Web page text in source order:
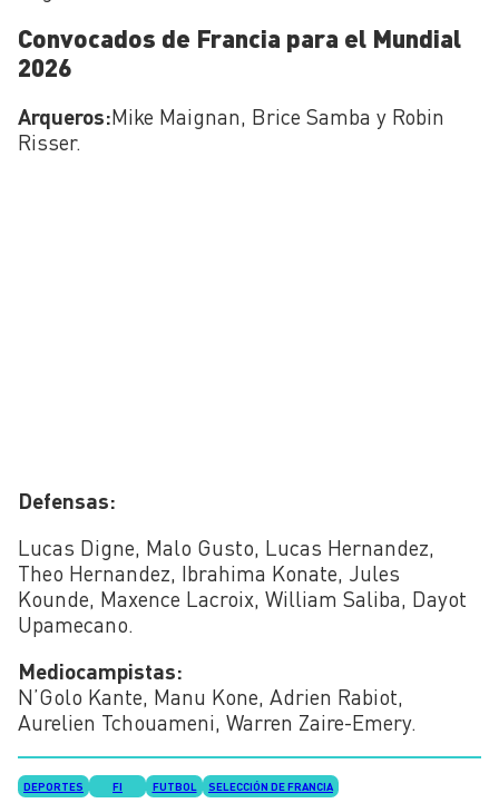
Convocados de Francia para el Mundial
2026
Arqueros:Mike Maignan, Brice Samba y Robin
Risser.
Defensas:
Lucas Digne, Malo Gusto, Lucas Hernandez,
Theo Hernandez, Ibrahima Konate, Jules
Kounde, Maxence Lacroix, William Saliba, Dayot
Upamecano.
Mediocampistas:
N’Golo Kante, Manu Kone, Adrien Rabiot,
Aurelien Tchouameni, Warren Zaire-Emery.
DEPORTES FI FUTBOL SELECCIÓN DE FRANCIA